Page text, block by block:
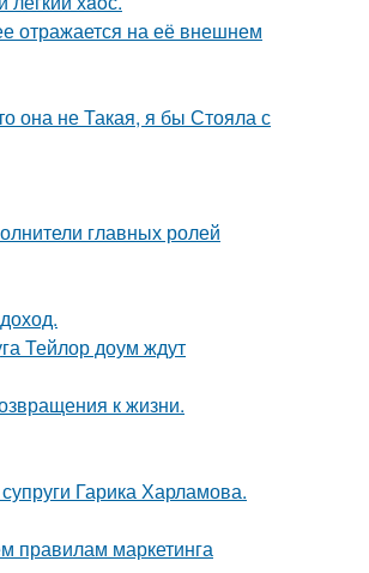
отражается на её внешнем
она не Такая, я бы Стояла с
главных ролей
Тейлор доум ждут
к жизни.
Гарика Харламова.
правилам маркетинга